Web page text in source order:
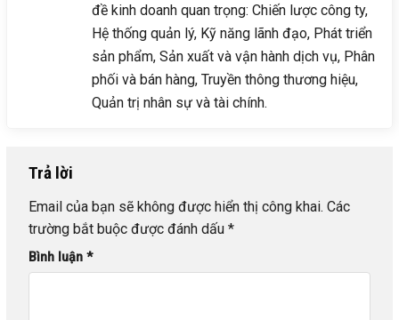
đề kinh doanh quan trọng: Chiến lược công ty,
Hệ thống quản lý, Kỹ năng lãnh đạo, Phát triển
sản phẩm, Sản xuất và vận hành dịch vụ, Phân
phối và bán hàng, Truyền thông thương hiệu,
Quản trị nhân sự và tài chính.
Trả lời
Email của bạn sẽ không được hiển thị công khai. Các
trường bắt buộc được đánh dấu *
Bình luận *